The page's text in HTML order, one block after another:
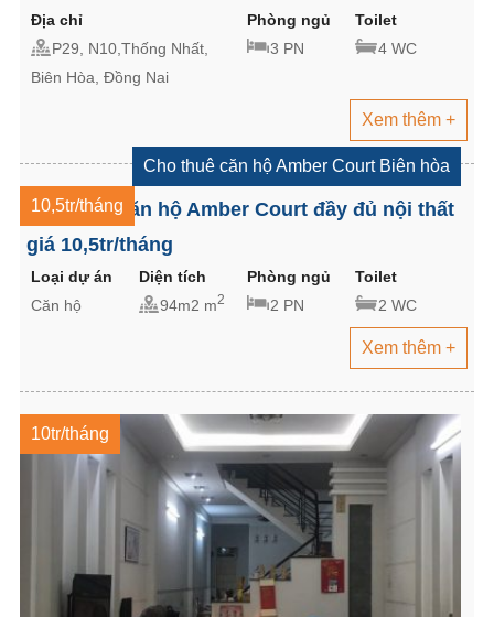
Địa chỉ Phòng ngủ
Toilet
P29, N10,Thống Nhất,
Biên Hòa, Đồng Nai
3 PN 4 WC
Xem thêm +
10,5tr/tháng
Cho thuê căn hộ Amber Court Biên hòa
Cho thuê căn hộ Amber Court đầy đủ nội thất
giá 10,5tr/tháng
Loại dự án Diện tích Phòng ngủ
Toilet
Căn hộ
94m2 m2 2 PN 2 WC
Xem thêm +
10tr/tháng